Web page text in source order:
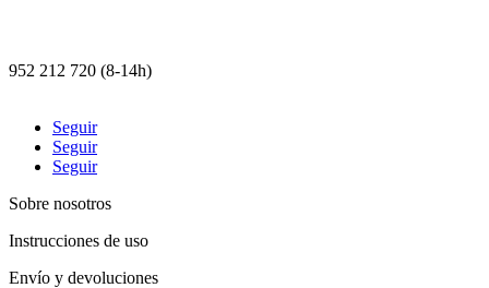
952 212 720 (8-14h)
Seguir
Seguir
Seguir
Sobre nosotros
Instrucciones de uso
Envío y devoluciones